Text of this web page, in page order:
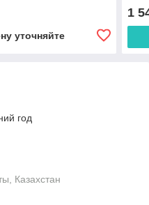
уточняйте
1
год
Казахстан